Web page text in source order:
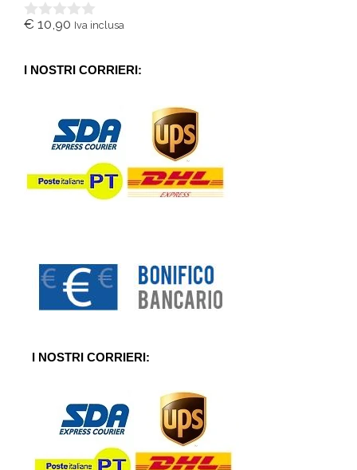
0
5
€ 10,90 Iva inclusa
I NOSTRI CORRIERI:
I NOSTRI CORRIERI: